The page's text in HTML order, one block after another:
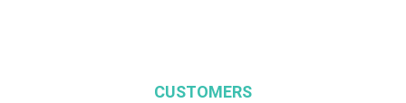
CUSTOMERS